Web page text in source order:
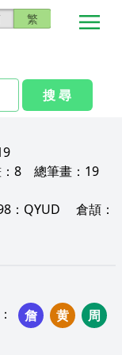
繁
搜 尋
8 總筆畫： 19
： QYUD 倉頡：
： 詹 黄
周